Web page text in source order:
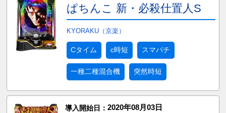
ぱちんこ 新・必殺仕置人S
KYORAKU（京楽）
Cタイム c時短 スマパチ
一種二種混合機 突然時短
導入開始日： 2020年08月03日